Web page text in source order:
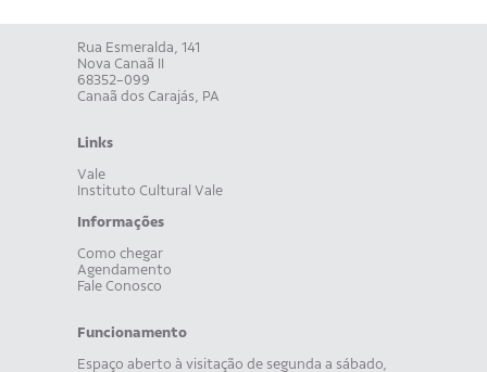
Rua Esmeralda, 141
Nova Canaã II
68352-099
Canaã dos Carajás, PA
Links
Vale
Instituto Cultural Vale
Informações
Como chegar
Agendamento
Fale Conosco
Funcionamento
Espaço aberto à visitação de segunda a sábado,